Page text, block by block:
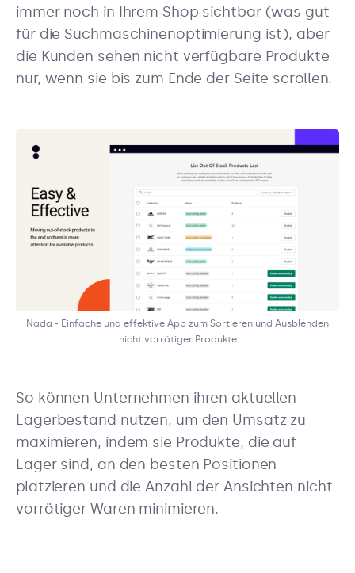
immer noch in Ihrem Shop sichtbar (was gut
für die Suchmaschinenoptimierung ist), aber
die Kunden sehen nicht verfügbare Produkte
nur, wenn sie bis zum Ende der Seite scrollen.
Nada - Einfache und effektive App zum Sortieren und Ausblenden
nicht vorrätiger Produkte
So können Unternehmen ihren aktuellen
Lagerbestand nutzen, um den Umsatz zu
maximieren, indem sie Produkte, die auf
Lager sind, an den besten Positionen
platzieren und die Anzahl der Ansichten nicht
vorrätiger Waren minimieren.